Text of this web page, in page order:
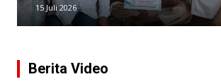
3 Juli 2026
Berita Video